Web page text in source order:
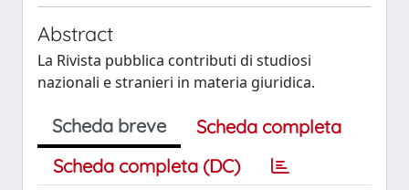
Abstract
La Rivista pubblica contributi di studiosi
nazionali e stranieri in materia giuridica.
Scheda breve
Scheda completa
Scheda completa (DC)